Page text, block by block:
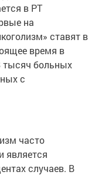
в РТ
на
ставят в
время в
тысяч больных
с
часто
является
случаев. В